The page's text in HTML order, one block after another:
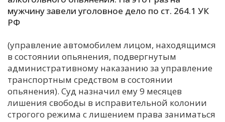
В
Е
И
С
Т
мужчину завели уголовное дело по ст. 264.1 УК
РФ
(управление автомобилем лицом, находящимся
в состоянии опьянения, подвергнутым
административному наказанию за управление
транспортным средством в состоянии
опьянения). Суд назначил ему 9 месяцев
лишения свободы в исправительной колонии
строгого режима с лишением права заниматься